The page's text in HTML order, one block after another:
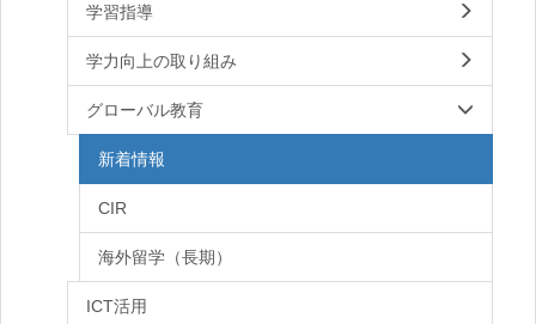
学習指導
学力向上の取り組み
グローバル教育
新着情報
CIR
海外留学（長期）
ICT活用